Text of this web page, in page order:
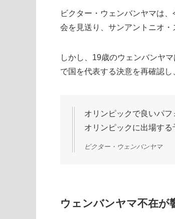
ビクター・ウェンバンヤマは
会を見送り、サンアントニオ
しかし、19歳のウェンバンヤ
で国を代表する決意を再確認
オリンピックで良いパ
オリンピックに出場する
ビクター・ウェンバンヤマ
ウェンバンヤマ不在が